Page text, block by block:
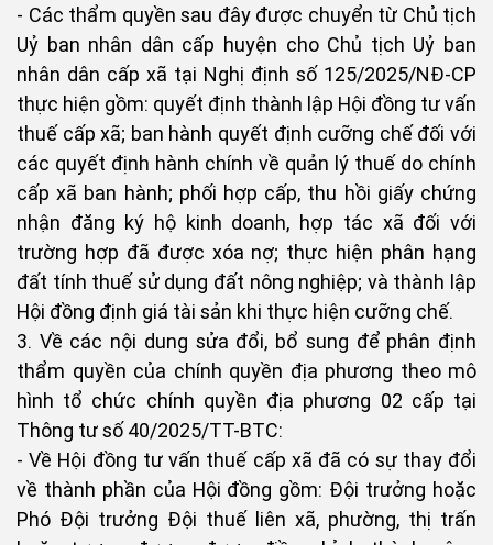
- Các thẩm quyền sau đây được chuyển từ Chủ tịch
Uỷ ban nhân dân cấp huyện cho Chủ tịch Uỷ ban
nhân dân cấp xã tại Nghị định số 125/2025/NĐ-CP
thực hiện gồm: quyết định thành lập Hội đồng tư vấn
thuế cấp xã; ban hành quyết định cưỡng chế đối với
các quyết định hành chính về quản lý thuế do chính
cấp xã ban hành; phối hợp cấp, thu hồi giấy chứng
nhận đăng ký hộ kinh doanh, hợp tác xã đối với
trường hợp đã được xóa nợ; thực hiện phân hạng
đất tính thuế sử dụng đất nông nghiệp; và thành lập
Hội đồng định giá tài sản khi thực hiện cưỡng chế.
3. Về các nội dung sửa đổi, bổ sung để phân định
thẩm quyền của chính quyền địa phương theo mô
hình tổ chức chính quyền địa phương 02 cấp tại
Thông tư số 40/2025/TT-BTC:
- Về Hội đồng tư vấn thuế cấp xã đã có sự thay đổi
về thành phần của Hội đồng gồm: Đội trưởng hoặc
Phó Đội trưởng Đội thuế liên xã, phường, thị trấn